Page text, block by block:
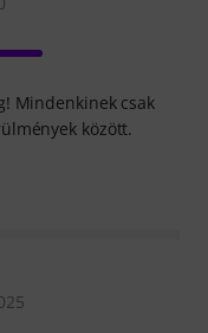
Mindenkinek csak
között.